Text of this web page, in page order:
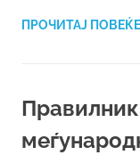
ПРОЧИТАЈ ПОВЕЌЕ